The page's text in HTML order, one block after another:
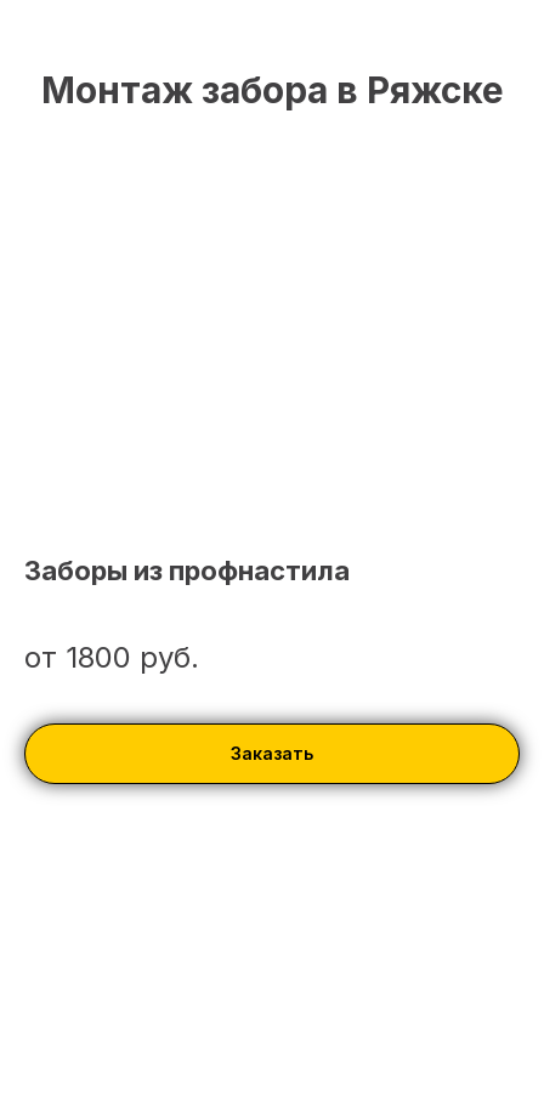
Монтаж забора в Ряжске
Заборы из профнастила
от 1800 руб.
Заказать